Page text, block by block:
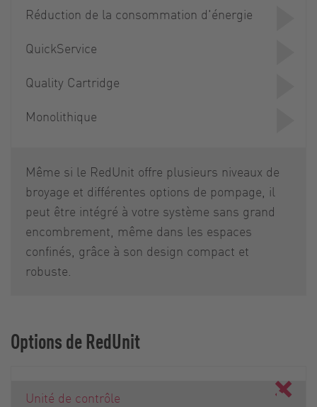
Réduction de la consommation d'énergie
QuickService
Quality Cartridge
Monolithique
Même si le RedUnit offre plusieurs niveaux de
broyage et différentes options de pompage, il
peut être intégré à votre système sans grand
encombrement, même dans les espaces
confinés, grâce à son design compact et
robuste.
Options de RedUnit
Unité de contrôle